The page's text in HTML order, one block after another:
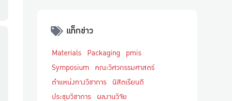
แท็กข่าว
Materials Packaging pmis
Symposium คณะวิศวกรรมศาสตร์
ตำแหน่งทางวิชาการ นิสิตเรียนดี
ประชุมวิชาการ ผลงานวิจัย